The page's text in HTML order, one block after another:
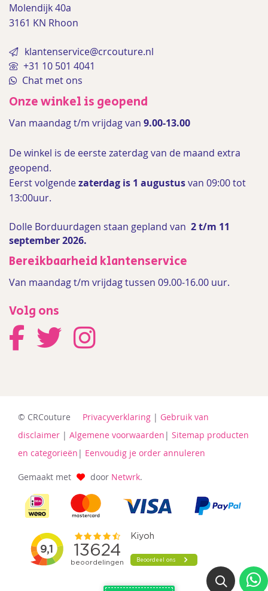
Molendijk 40a
3161 KN Rhoon
klantenservice@crcouture.nl
+31 10 501 4041
Chat met ons
Onze winkel is geopend
Van maandag t/m vrijdag van 9.00-13.00
De winkel is de eerste zaterdag van de maand extra
geopend.
Eerst volgendezaterdag is 1 augustusvan 09:00 tot
13:00uur.
Dolle Borduurdagen staan gepland van 2 t/m 11
september 2026.
Bereikbaarheid klantenservice
Van maandag t/m vrijdag tussen 09.00-16.00 uur.
Volg ons
© CRCouture Privacyverklaring | Gebruik van
disclaimer | Algemene voorwaarden | Sitemap producten
en categorieën | Eenvoudig je order annuleren
Gemaakt met door Netwrk.